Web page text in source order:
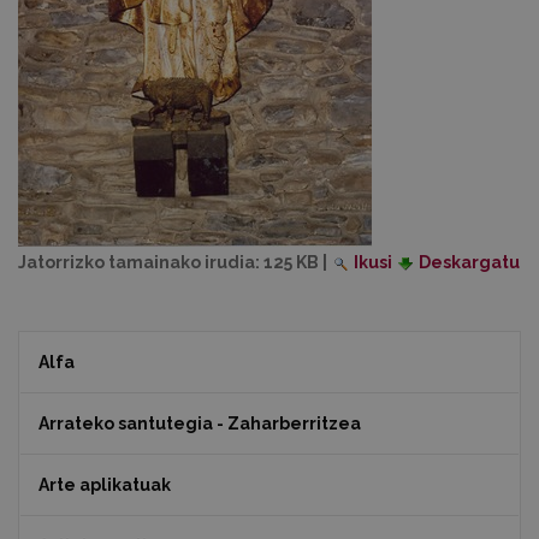
Jatorrizko tamainako irudia: 125 KB Ikusi Deskargatu
Alfa
Arrateko santutegia - Zaharberritzea
Arte aplikatuak